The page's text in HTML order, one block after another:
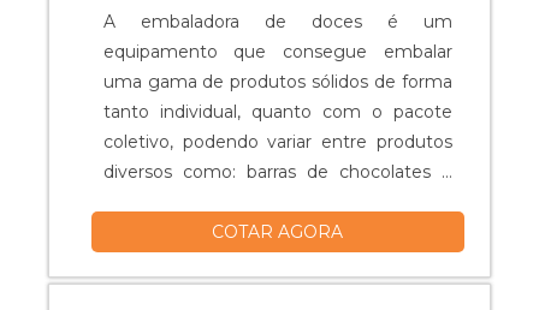
A embaladora de doces é um
equipamento que consegue embalar
uma gama de produtos sólidos de forma
tanto individual, quanto com o pacote
coletivo, podendo variar entre produtos
diversos como: barras de chocolates e
Regulagem automática; Motor elétrico;
longitudinal; Tamanho único; Entre
COTAR AGORA